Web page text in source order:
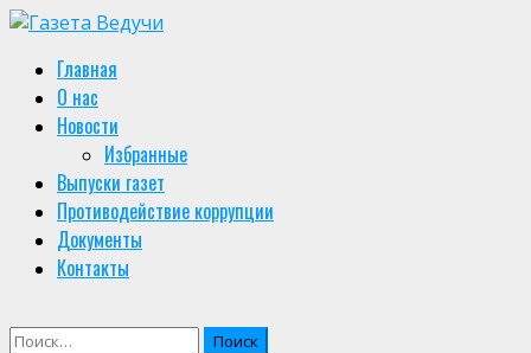
Skip
content
Primary
Menu
Главная
О нас
Новости
Избранные
Выпуски газет
Противодействие коррупции
Документы
Контакты
Найти: